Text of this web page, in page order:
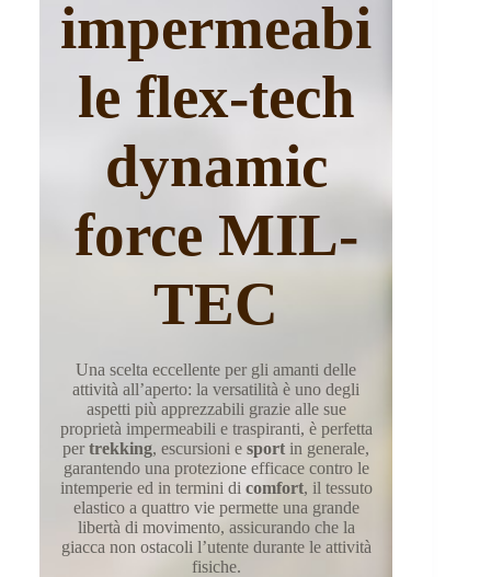
impermeabi
le flex-tech
dynamic
force MIL-
TEC
Una scelta eccellente per gli amanti delle
attività all’aperto: la versatilità è uno degli
aspetti più apprezzabili grazie alle sue
proprietà impermeabili e traspiranti, è perfetta
pertrekking, escursioni esportin generale,
garantendo una protezione efficace contro le
intemperie ed in termini di comfort, il tessuto
elastico a quattro vie permette una grande
libertà di movimento, assicurando che la
giacca non ostacoli l’utente durante le attività
fisiche.